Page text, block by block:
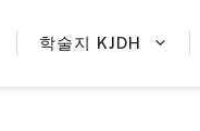
학술지 KJDH